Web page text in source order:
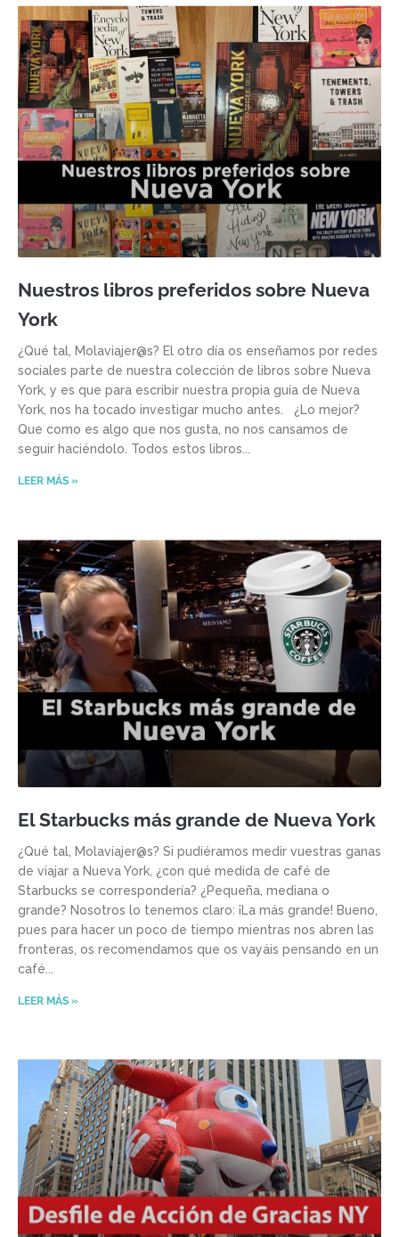
Nuestros libros preferidos sobre Nueva
York
¿Qué tal, Molaviajer@s? El otro día os enseñamos por redes
sociales parte de nuestra colección de libros sobre Nueva
York, y es que para escribir nuestra propia guía de Nueva
York, nos ha tocado investigar mucho antes. ¿Lo mejor?
Que como es algo que nos gusta, no nos cansamos de
seguir haciéndolo. Todos estos libros
LEER MÁS »
El Starbucks más grande de Nueva York
¿Qué tal, Molaviajer@s? Si pudiéramos medir vuestras ganas
de viajar a Nueva York, ¿con qué medida de café de
Starbucks se correspondería? ¿Pequeña, mediana o
grande? Nosotros lo tenemos claro: ¡La más grande! Bueno,
pues para hacer un poco de tiempo mientras nos abren las
fronteras, os recomendamos que os vayáis pensando en un
café
LEER MÁS »